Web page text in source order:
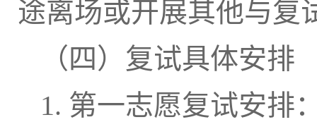
途离场或开展其他与复
（四）复试具体安排
1. 第一志愿复试安排